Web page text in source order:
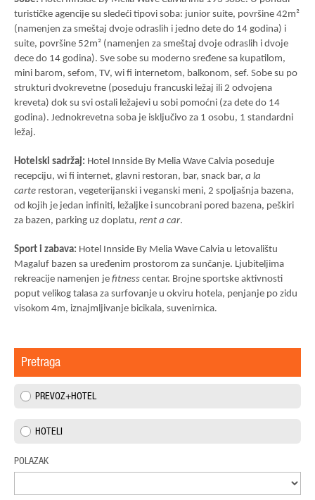
turističke agencije su sledeći tipovi soba: junior suite, površine 42m²
(namenjen za smeštaj dvoje odraslih i jedno dete do 14 godina) i
suite, površine 52m² (namenjen za smeštaj dvoje odraslih i dvoje
dece do 14 godina). Sve sobe su moderno sređene sa kupatilom,
mini barom, sefom, TV, wi fi internetom, balkonom, sef. Sobe su po
strukturi dvokrevetne (poseduju francuski ležaj ili 2 odvojena
kreveta) dok su svi ostali ležajevi u sobi pomoćni (za dete do 14
godina). Jednokrevetna soba je isključivo za 1 osobu, 1 standardni
ležaj.
Hotelski sadržaj: Hotel Innside By Melia Wave Calvia poseduje
recepciju, wi fi internet, glavni restoran, bar, snack bar, a la
carte restoran, vegeterijanski i veganski meni, 2 spoljašnja bazena,
od kojih je jedan infiniti, ležaljke i suncobrani pored bazena, peškiri
za bazen, parking uz doplatu, rent a car.
Sport i zabava: Hotel Innside By Melia Wave Calvia u letovalištu
Magaluf bazen sa uređenim prostorom za sunčanje. Ljubiteljima
rekreacije namenjen je fitness centar. Brojne sportske aktivnosti
poput velikog talasa za surfovanje u okviru hotela, penjanje po zidu
visokom 4m, iznajmljivanje bicikala, suvenirnica.
Pretraga
PREVOZ+HOTEL
HOTELI
POLAZAK